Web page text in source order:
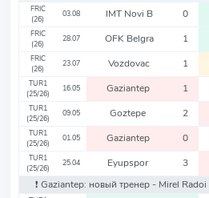
FRIC
(26)
03.08 IMT Novi B 0
FRIC
(26)
28.07 OFK Belgra 1
FRIC
(26)
23.07 Vozdovac 1
TUR1
(25/26)
16.05 Gaziantep 1
TUR1
(25/26)
09.05 Goztepe 2
TUR1
(25/26)
01.05 Gaziantep 0
TUR1
(25/26)
25.04 Eyupspor 3
❗️ Gaziantep: новый тренер - Mirel Radoi